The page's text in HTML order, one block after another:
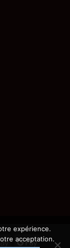
expérience.
acceptation.